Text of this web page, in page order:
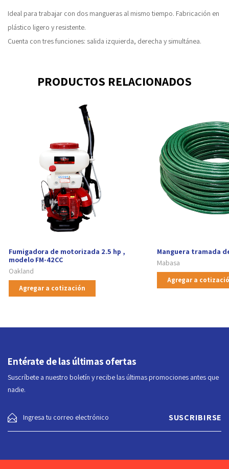
Ideal para trabajar con dos mangueras al mismo tiempo. Fabricación en
plástico ligero y resistente.
Cuenta con tres funciones: salida izquierda, derecha y simultánea.
PRODUCTOS RELACIONADOS
Fumigadora de motorizada 2.5 hp ,
modelo FM-42CC
Oakland
Agregar a cotización
Manguera tramada
Mabasa
Agregar a
Entérate de las últimas ofertas
Suscríbete a nuestro boletín y recibe las últimas promociones antes que
nadie.